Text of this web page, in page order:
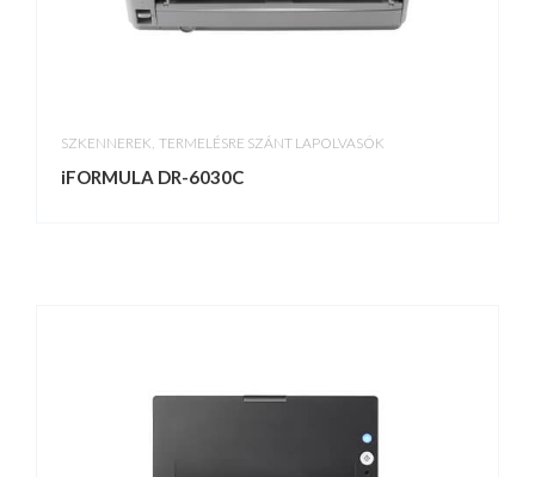
SZKENNEREK TERMELÉSRE SZÁNT LAPOLVASÓK
iFORMULA DR-6030C